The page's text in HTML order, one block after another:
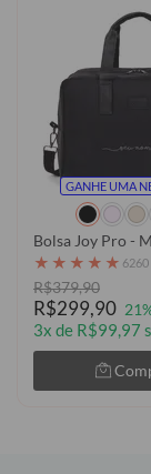
GANHE UMA
Bolsa Joy Pro -
★ ★ ★ ★ ★
R$379,90
R$299,90
3x de R$99,97